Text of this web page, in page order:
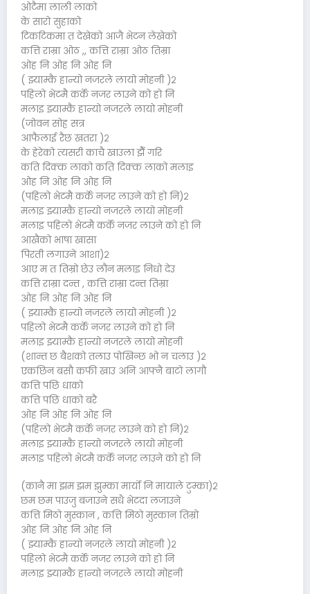
ओटैमा लाली लाको
के सारो सुहाको
टिकटिकमा त देखेको आजै भेटन लेखेको
कत्ति राम्रा ओठ ,, कत्ति राम्रा ओठ तिम्रा
ओह नि ओह नि ओह नि
( झ्याम्कै हान्यो नजरले लायो मोहनी )२
पहिलो भेटमै कर्के नजर लाउने को हो नि
मलाइ झ्याम्कै हान्यो नजरले लायो मोहनी
(जोवन सोह्र सत्र
आफैलाई रैछ खतरा )२
के हेरेको त्यसरी काचै खाउला झैँ गरि
कति दिक्क लाको कति दिक्क लाको मलाइ
ओह नि ओह नि ओह नि
(पहिलो भेटमै कर्के नजर लाउने को हो नि)२
मलाइ झ्याम्कै हान्यो नजरले लायो मोहनी
मलाइ पहिलो भेटमै कर्के नजर लाउने को हो नि
आखैको भाषा खासा
पिरती लगाउने आशा)२
आए म त तिम्रो छेउ लौन मलाइ निधो देउ
कत्ति राम्रा दन्त , कत्ति राम्रा दन्त तिम्रा
ओह नि ओह नि ओह नि
( झ्याम्कै हान्यो नजरले लायो मोहनी )२
पहिलो भेटमै कर्के नजर लाउने को हो नि
मलाइ झ्याम्कै हान्यो नजरले लायो मोहनी
(शान्त छ बैशको तलाउ पोखिन्छ भो न चलाउ )२
एकछिन बसौ कफी खाउ अनि आफ्नै बाटो लागौ
कत्ति पछि धाको
कत्ति पछि धाको बरै
ओह नि ओह नि ओह नि
(पहिलो भेटमै कर्के नजर लाउने को हो नि)२
मलाइ झ्याम्कै हान्यो नजरले लायो मोहनी
मलाइ पहिलो भेटमै कर्के नजर लाउने को हो नि
(कानै मा झम झम झुम्का मार्यो नि मायाले टुम्का)२
छम छम पाउजु बजाउने सधै भेटदा लजाउने
कत्ति मिठो मुस्कान , कत्ति मिठो मुस्कान तिम्रो
ओह नि ओह नि ओह नि
( झ्याम्कै हान्यो नजरले लायो मोहनी )२
पहिलो भेटमै कर्के नजर लाउने को हो नि
मलाइ झ्याम्कै हान्यो नजरले लायो मोहनी